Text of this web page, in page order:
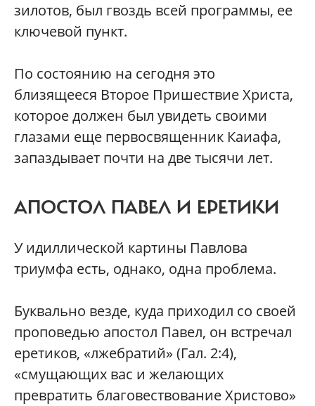
зилотов, был гвоздь всей программы, ее
ключевой пункт.
По состоянию на сегодня это
близящееся Второе Пришествие Христа,
которое должен был увидеть своими
глазами еще первосвященник Каиафа,
запаздывает почти на две тысячи лет.
АПОСТОЛ ПАВЕЛ И ЕРЕТИКИ
У идиллической картины Павлова
триумфа есть, однако, одна проблема.
Буквально везде, куда приходил со своей
проповедью апостол Павел, он встречал
еретиков, «лжебратий» (Гал. 2:4),
«смущающих вас и желающих
превратить благовествование Христово»